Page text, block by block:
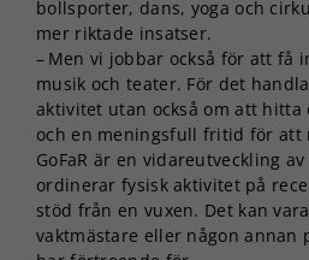
bollsporter, dans, yoga och
mer riktade insatser.
– Men vi jobbar också för att få
musik och teater. För det
aktivitet utan också om att hitta
och en meningsfull fritid för att
GoFaR är en vidareutveckling
ordinerar fysisk aktivitet på
stöd från en vuxen. Det kan
vaktmästare eller någon annan